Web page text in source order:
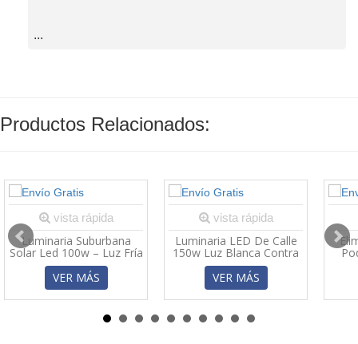
...
Productos Relacionados:
vista rápida
Luminaria Suburbana
Solar Led 100w – Luz Fría
Exterior Ip65
VER MÁS
vista rápida
Luminaria LED De Calle
150w Luz Blanca Contra
Agua
VER MÁS